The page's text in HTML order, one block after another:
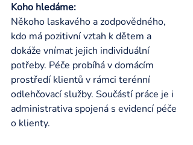
Koho hledáme:
Někoho laskavého a zodpovědného,
kdo má pozitivní vztah k dětem a
dokáže vnímat jejich individuální
potřeby. Péče probíhá v domácím
prostředí klientů v rámci terénní
odlehčovací služby. Součástí práce je i
administrativa spojená s evidencí péče
o klienty.